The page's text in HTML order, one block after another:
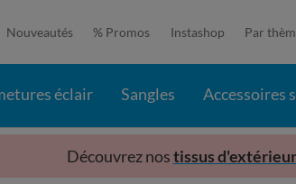
Nouveautés % Promos Instashop Par
éclair Sangles Accessoires
Découvrez nostissus d'extérieur